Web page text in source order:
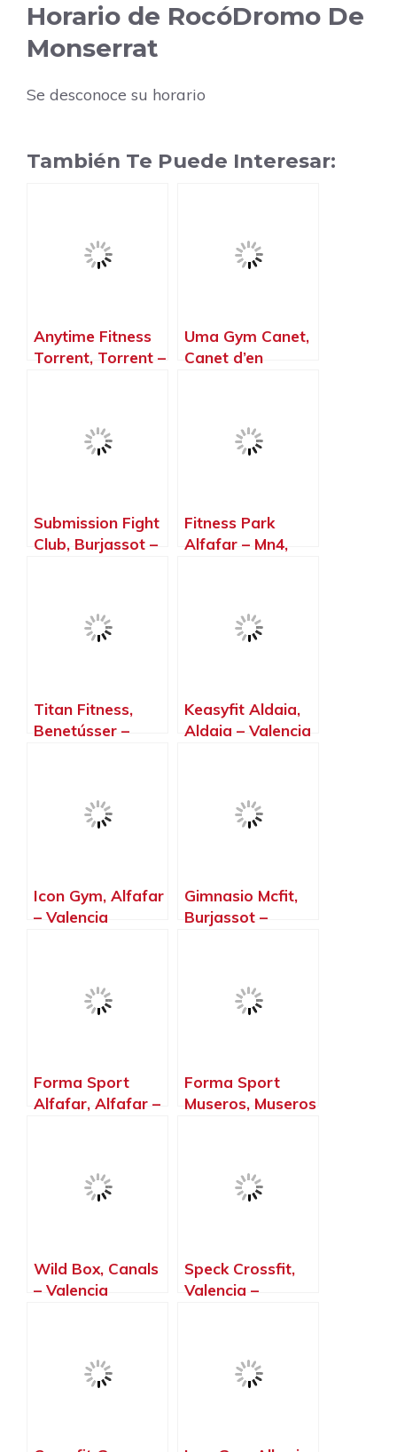
Horario de RocóDromo De
Monserrat
Se desconoce su horario
También Te Puede Interesar:
Anytime Fitness
Torrent, Torrent –
Uma Gym Canet,
Canet d’en
Submission Fight
Club, Burjassot –
Fitness Park
Alfafar – Mn4,
Titan Fitness,
Benetússer –
Keasyfit Aldaia,
Aldaia – Valencia
Icon Gym, Alfafar
– Valencia
Gimnasio Mcfit,
Burjassot –
Forma Sport
Alfafar, Alfafar –
Forma Sport
Museros, Museros
Wild Box, Canals
– Valencia
Speck Crossfit,
Valencia –